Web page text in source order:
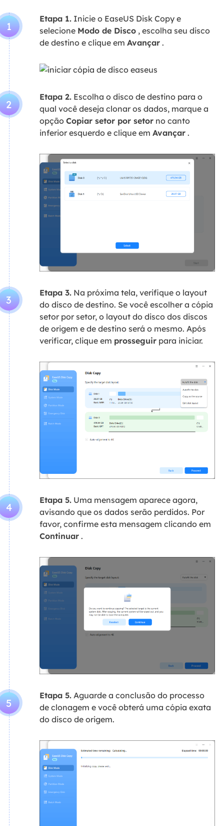
1
Etapa 1.Inicie o EaseUS Disk Copy e
selecione Modo de Disco, escolha seu disco
de destino e clique em Avançar.
2
Etapa 2.Escolha o disco de destino para o
qual você deseja clonar os dados, marque a
opção Copiar setor por setorno canto
inferior esquerdo e clique em Avançar.
3
Etapa 3.Na próxima tela, verifique o layout
do disco de destino. Se você escolher a cópia
setor por setor, o layout do disco dos discos
de origem e de destino será o mesmo. Após
verificar, clique em prosseguirpara iniciar.
4
Etapa 5.Uma mensagem aparece agora,
avisando que os dados serão perdidos. Por
favor, confirme esta mensagem clicando em
Continuar.
5
Etapa 5.Aguarde a conclusão do processo
de clonagem e você obterá uma cópia exata
do disco de origem.